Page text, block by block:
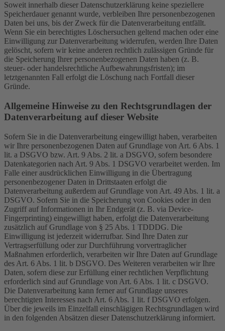
Soweit innerhalb dieser Datenschutzerklärung keine speziellere
Speicherdauer genannt wurde, verbleiben Ihre personenbezogenen
Daten bei uns, bis der Zweck für die Datenverarbeitung entfällt.
Wenn Sie ein berechtigtes Löschersuchen geltend machen oder eine
Einwilligung zur Datenverarbeitung widerrufen, werden Ihre Daten
gelöscht, sofern wir keine anderen rechtlich zulässigen Gründe für
die Speicherung Ihrer personenbezogenen Daten haben (z. B.
steuer- oder handelsrechtliche Aufbewahrungsfristen); im
letztgenannten Fall erfolgt die Löschung nach Fortfall dieser
Gründe.
Allgemeine Hinweise zu den Rechtsgrundlagen der
Datenverarbeitung auf dieser Website
Sofern Sie in die Datenverarbeitung eingewilligt haben, verarbeiten
wir Ihre personenbezogenen Daten auf Grundlage von Art. 6 Abs. 1
lit. a DSGVO bzw. Art. 9 Abs. 2 lit. a DSGVO, sofern besondere
Datenkategorien nach Art. 9 Abs. 1 DSGVO verarbeitet werden. Im
Falle einer ausdrücklichen Einwilligung in die Übertragung
personenbezogener Daten in Drittstaaten erfolgt die
Datenverarbeitung außerdem auf Grundlage von Art. 49 Abs. 1 lit. a
DSGVO. Sofern Sie in die Speicherung von Cookies oder in den
Zugriff auf Informationen in Ihr Endgerät (z. B. via Device-
Fingerprinting) eingewilligt haben, erfolgt die Datenverarbeitung
zusätzlich auf Grundlage von § 25 Abs. 1 TDDDG. Die
Einwilligung ist jederzeit widerrufbar. Sind Ihre Daten zur
Vertragserfüllung oder zur Durchführung vorvertraglicher
Maßnahmen erforderlich, verarbeiten wir Ihre Daten auf Grundlage
des Art. 6 Abs. 1 lit. b DSGVO. Des Weiteren verarbeiten wir Ihre
Daten, sofern diese zur Erfüllung einer rechtlichen Verpflichtung
erforderlich sind auf Grundlage von Art. 6 Abs. 1 lit. c DSGVO.
Die Datenverarbeitung kann ferner auf Grundlage unseres
berechtigten Interesses nach Art. 6 Abs. 1 lit. f DSGVO erfolgen.
Über die jeweils im Einzelfall einschlägigen Rechtsgrundlagen wird
in den folgenden Absätzen dieser Datenschutzerklärung informiert.